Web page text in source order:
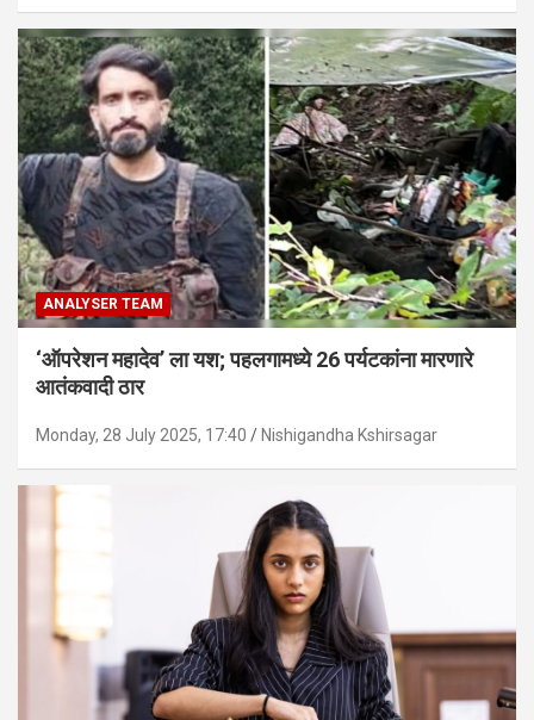
ANALYSER TEAM
‘ऑपरेशन महादेव’ ला यश; पहलगामध्ये 26 पर्यटकांना मारणारे
आतंकवादी ठार
Monday, 28 July 2025, 17:40 Nishigandha Kshirsagar